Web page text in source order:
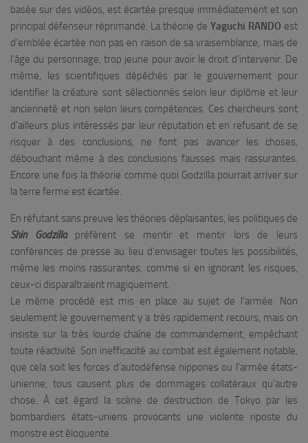
basée sur des vidéos, est écartée presque immédiatement et son
principal défenseur réprimandé. La théorie de Yaguchi RANDO est
d’emblée écartée non pas en raison de sa vraisemblance, mais de
l’âge du personnage, trop jeune pour avoir le droit d’intervenir. De
même, les scientifiques dépêchés par le gouvernement pour
identifier la créature sont sélectionnés selon leur diplôme et leur
ancienneté et non selon leurs compétences. Ces chercheurs sont
d’ailleurs plus intéressés par leur réputation et en refusant de se
risquer à des conclusions, ne font pas avancer les choses,
débouchant même à des conclusions fausses mais rassurantes.
Encore une fois la théorie comme quoi Godzilla pourrait arriver sur
la terre ferme est écartée.
En réfutant sans preuve les théories déplaisantes, les politiques de
Shin Godzillapréfèrent se mentir et mentir lors de leurs
conférences de presse au lieu d’envisager toutes les possibilités,
même les moins rassurantes, comme si en ignorant les risques,
ceux-ci disparaîtraient magiquement.
Le même procédé est mis en place au sujet de l’armée. Non
seulement le gouvernement y a très rapidement recours, mais on
insiste sur la très lourde chaîne de commandement, empêchant
toute réactivité. Son inefficacité au combat est également notable,
que cela soit les forces d’autodéfense nippones ou l’armée états-
unienne, tous causent plus de dommages collatéraux qu’autre
chose. À cet égard la scène de destruction de Tokyo par les
bombardiers états-uniens provocants une violente riposte du
monstre est éloquente.